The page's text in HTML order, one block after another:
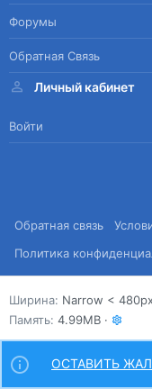
Форумы
Обратная Связь
Личный кабинет
Войти
Обратная связь
Политика
Ширина
Память 4.99MB
ОСТАВИТЬ